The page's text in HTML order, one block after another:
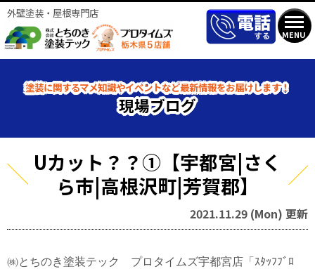
MENU
外壁塗装・屋根専門店
塗装に関するマメ知識やイベントなど最新情報をお届けします！
現場ブログ
Uカット？？①【宇都宮|さく
ら市|高根沢町|芳賀郡】
2021.11.29 (Mon) 更新
㈱とちのき塗装テック プロタイムズ宇都宮店「ｽﾀｯﾌﾌﾞﾛ